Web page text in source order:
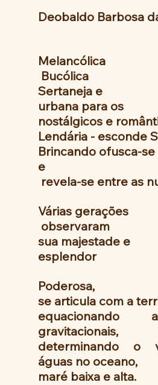
Deobaldo Barbosa
Melancólica
Bucólica
Sertaneja e
urbana para os
nostálgicos e
Lendária - esconde
Brincando ofusca-se
e
revela-se entre as
Várias gerações
observaram
sua majestade e
esplendor
Poderosa,
se articula com a
equacionando
gravitacionais,
determinando o
águas no oceano,
maré baixa e alta.